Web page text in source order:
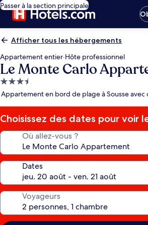
Passer à la section principale
Afficher tous les hébergements
Appartement entier·Hôte professionnel
Le Monte Carlo
Hébergement
3.5 étoiles
Appartement en bord de plage à Sousse avec
Choisissez des dates pour voir
Où allez-vous ?
Dates
Voyageurs